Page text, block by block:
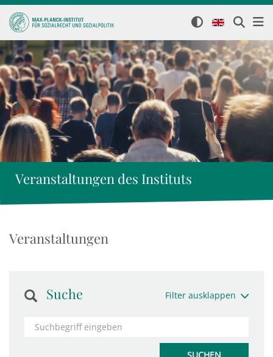
Veranstaltungen des Instituts
Veranstaltungen
Suche Filter ausklappen